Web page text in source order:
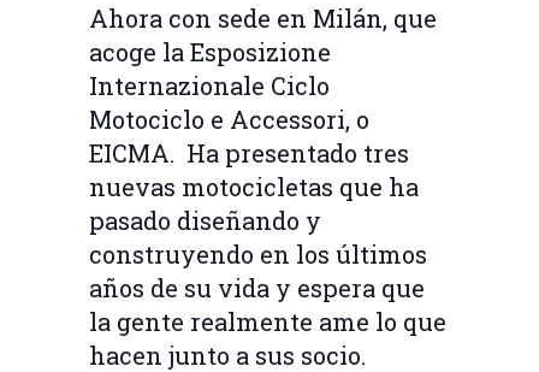
Ahora con sede en Milán, que
acoge la Esposizione
Internazionale Ciclo
Motociclo e Accessori, o
EICMA. Ha presentado tres
nuevas motocicletas que ha
pasado diseñando y
construyendo en los últimos
años de su vida y espera que
la gente realmente ame lo que
hacen junto a sus socio.